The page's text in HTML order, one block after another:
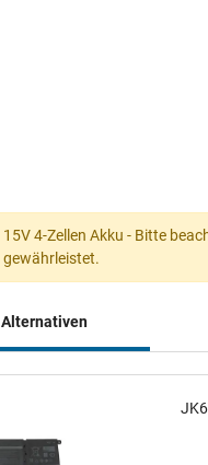
15V 4-Zellen Akku - Bitte
gewährleistet.
Alternativen